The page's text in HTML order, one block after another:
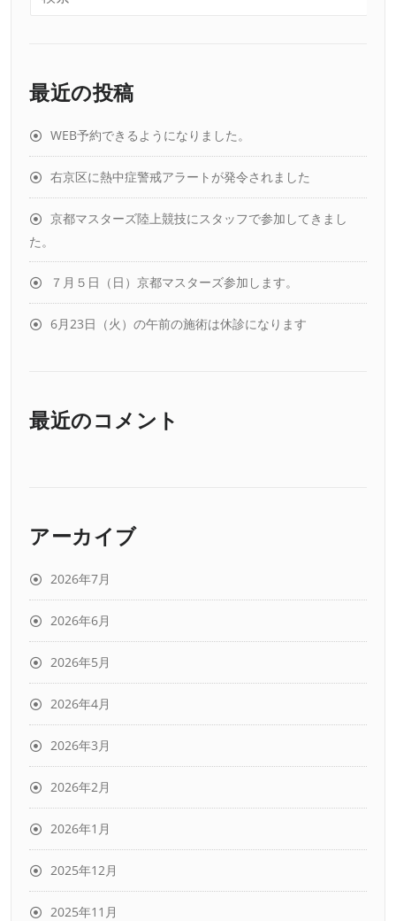
最近の投稿
WEB予約できるようになりました。
右京区に熱中症警戒アラートが発令されました
京都マスターズ陸上競技にスタッフで参加してきまし
た。
７月５日（日）京都マスターズ参加します。
6月23日（火）の午前の施術は休診になります
最近のコメント
アーカイブ
2026年7月
2026年6月
2026年5月
2026年4月
2026年3月
2026年2月
2026年1月
2025年12月
2025年11月